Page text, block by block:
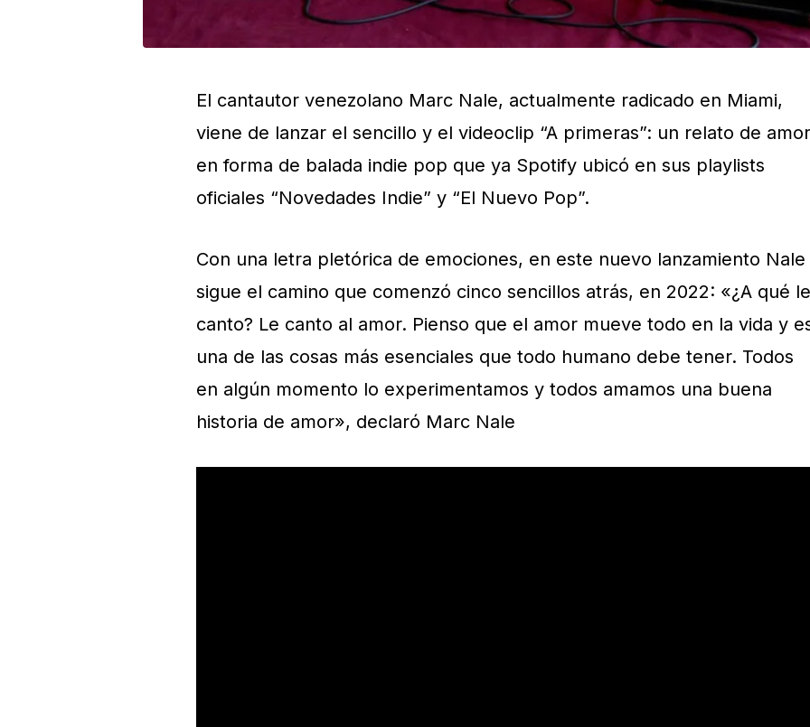
El cantautor venezolano Marc Nale, actualmente radicado en Miami,
viene de lanzar el sencillo y el videoclip “A primeras”: un relato de amor
en forma de balada indie pop que ya Spotify ubicó en sus playlists
oficiales “Novedades Indie” y “El Nuevo Pop”.
Con una letra pletórica de emociones, en este nuevo lanzamiento Nale
sigue el camino que comenzó cinco sencillos atrás, en 2022: «¿A qué le
canto? Le canto al amor. Pienso que el amor mueve todo en la vida y
una de las cosas más esenciales que todo humano debe tener. Todos
en algún momento lo experimentamos y todos amamos una buena
historia de amor», declaró Marc Nale